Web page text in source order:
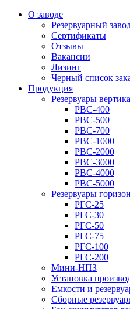
О заводе
Резервуарный
Сертификаты
Отзывы
Вакансии
Лизинг
Черный список
Продукция
Резервуары
РВС-400
РВС-500
РВС-700
РВС-1000
РВС-2000
РВС-3000
РВС-4000
РВС-5000
Резервуары
РГС-25
РГС-30
РГС-50
РГС-75
РГС-100
РГС-200
Мини-НПЗ
Установка
Емкости и
Сборные